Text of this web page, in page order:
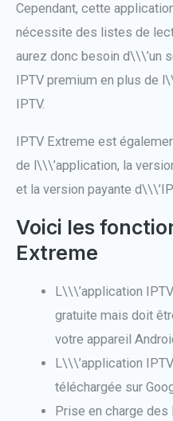
Cependant, cette
nécessite des listes de
aurez donc besoin d\\\’un
IPTV premium en plus de
IPTV.
IPTV Extreme est
de l\\\’application, la
et la version payante
Voici les
Extreme
L\\\’application
gratuite mais doit
votre appareil
L\\\’application
téléchargée sur
Prise en charge